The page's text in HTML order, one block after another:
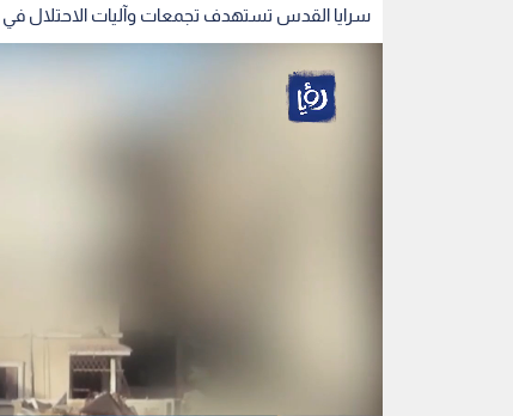
سرايا القدس تستهدف تجمعات وآليات الاحتلال